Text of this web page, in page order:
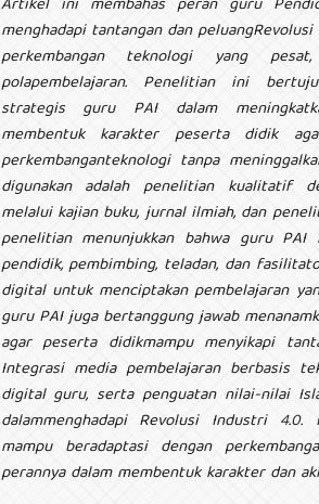
menghadapi tantangan dan
perkembangan teknologi yang
polapembelajaran. Penelitian ini
strategis guru PAI dalam
membentuk karakter peserta didik
perkembanganteknologi tanpa
digunakan adalah penelitian kualitatif
melalui kajian buku, jurnal ilmiah, dan
penelitian menunjukkan bahwa guru
pendidik, pembimbing, teladan, dan
digital untuk menciptakan pembelajaran
guru PAI juga bertanggung jawab
agar peserta didikmampu menyikapi
Integrasi media pembelajaran berbasis
digital guru, serta penguatan nilai-nilai
dalammenghadapi Revolusi Industri
mampu beradaptasi dengan
perannya dalam membentuk karakter dan